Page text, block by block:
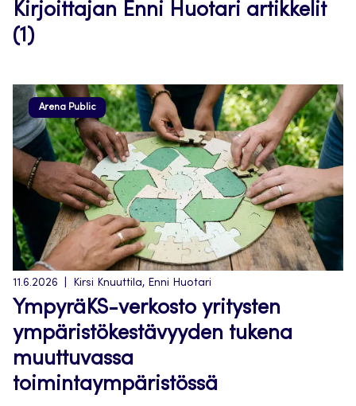
Kirjoittajan Enni Huotari artikkelit
(1)
Arena Public
11.6.2026 Kirsi Knuuttila, Enni Huotari
YmpyräKS-verkosto yritysten
ympäristökestävyyden tukena
muuttuvassa
toimintaympäristössä